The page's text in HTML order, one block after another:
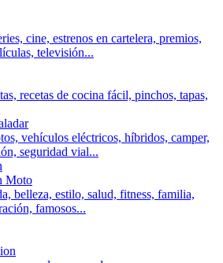
cine, estrenos en cartelera, premios,
televisión...
recetas de cocina fácil, pinchos, tapas,
vehículos eléctricos, híbridos, camper,
seguridad vial...
Moto
belleza, estilo, salud, fitness, familia,
famosos...